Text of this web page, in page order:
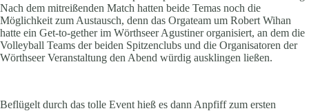
Nach dem mitreißenden Match hatten beide Temas noch die
Möglichkeit zum Austausch, denn das Orgateam um Robert Wihan
hatte ein Get-to-gether im Wörthseer Agustiner organisiert, an dem die
Volleyball Teams der beiden Spitzenclubs und die Organisatoren der
Wörthseer Veranstaltung den Abend würdig ausklingen ließen.
Beflügelt durch das tolle Event hieß es dann Anpfiff zum ersten